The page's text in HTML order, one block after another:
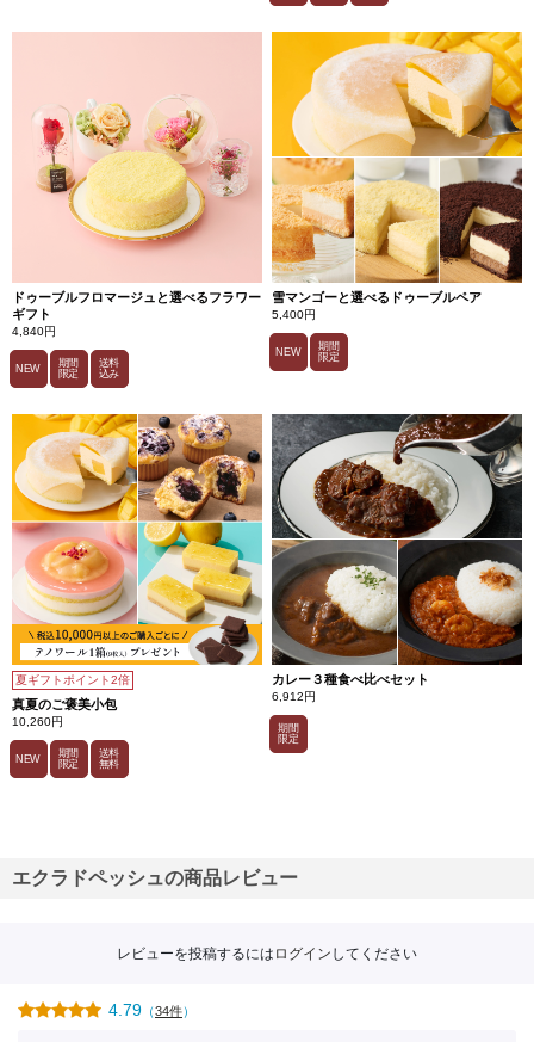
ドゥーブルフロマージュと選べるフラワー
ギフト
4,840円
NEW
期間
限定
送料
込み
雪マンゴーと選べるドゥーブルペア
5,400円
NEW
期間
限定
夏ギフトポイント2倍
真夏のご褒美小包
10,260円
NEW
期間
限定
送料
無料
カレー３種食べ比べセット
6,912円
期間
限定
エクラドペッシュの商品レビュー
レビューを投稿するには ログイン してください
4.79 （34件）